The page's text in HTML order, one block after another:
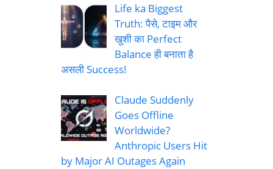
Life ka Biggest
Truth: पैसे, टाइम और
खुशी का Perfect
Balance ही बनाता है
असली Success!
Claude Suddenly
Goes Offline
Worldwide?
Anthropic Users Hit
by Major AI Outages Again